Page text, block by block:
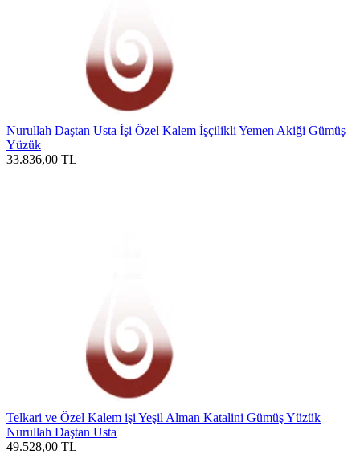
Nurullah Daştan Usta İşi Özel Kalem İşçilikli Yemen Akiği Gümüş
Yüzük
33.836,00 TL
Telkari ve Özel Kalem işi Yeşil Alman Katalini Gümüş Yüzük
Nurullah Daştan Usta
49.528,00 TL